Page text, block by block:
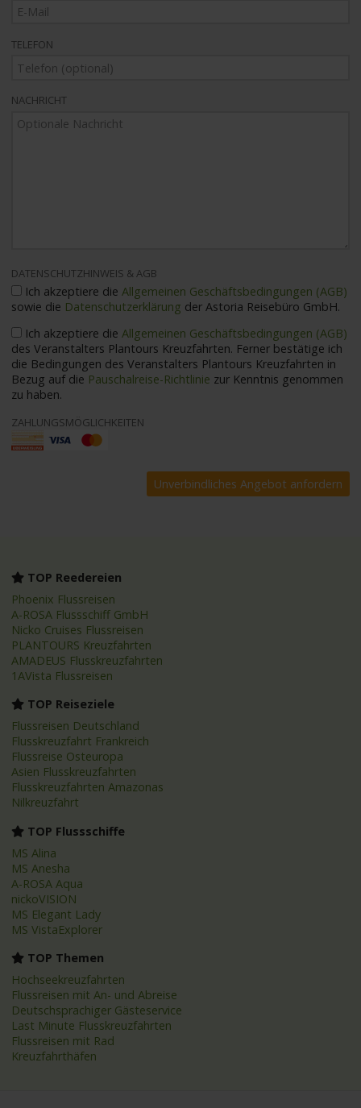
TELEFON
NACHRICHT
DATENSCHUTZHINWEIS & AGB
Ich akzeptiere dieAllgemeinen Geschäftsbedingungen (AGB)
sowie die Datenschutzerklärung der Astoria Reisebüro GmbH.
Ich akzeptiere dieAllgemeinen Geschäftsbedingungen (AGB)
des Veranstalters Plantours Kreuzfahrten. Ferner bestätige ich
die Bedingungen des Veranstalters Plantours Kreuzfahrten in
Bezug auf die Pauschalreise-Richtlinie zur Kenntnis genommen
zu haben.
ZAHLUNGSMÖGLICHKEITEN
TOP Reedereien
Phoenix Flussreisen
A-ROSA Flussschiff GmbH
Nicko Cruises Flussreisen
PLANTOURS Kreuzfahrten
AMADEUS Flusskreuzfahrten
1AVista Flussreisen
TOP Reiseziele
Flussreisen Deutschland
Flusskreuzfahrt Frankreich
Flussreise Osteuropa
Asien Flusskreuzfahrten
Flusskreuzfahrten Amazonas
Nilkreuzfahrt
TOP Flussschiffe
MS Alina
MS Anesha
A-ROSA Aqua
nickoVISION
MS Elegant Lady
MS VistaExplorer
TOP Themen
Hochseekreuzfahrten
Flussreisen mit An- und Abreise
Deutschsprachiger Gästeservice
Last Minute Flusskreuzfahrten
Flussreisen mit Rad
Kreuzfahrthäfen